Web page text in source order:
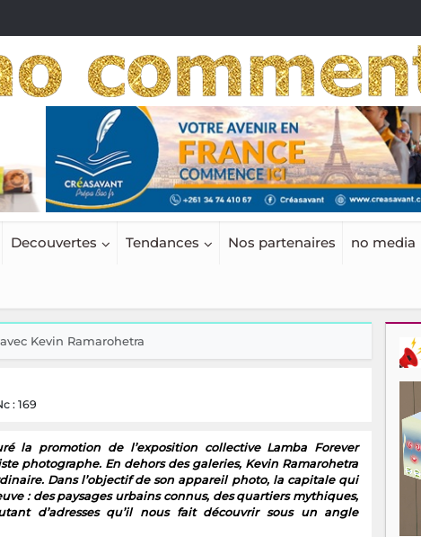
Decouvertes Tendances Nos partenaires no media
Kevin Ramarohetra
: 169
la promotion de l’exposition collective Lamba Forever
photographe. En dehors des galeries, Kevin Ramarohetra
Dans l’objectif de son appareil photo, la capitale qui
: des paysages urbains connus, des quartiers mythiques,
d’adresses qu’il nous fait découvrir sous un angle